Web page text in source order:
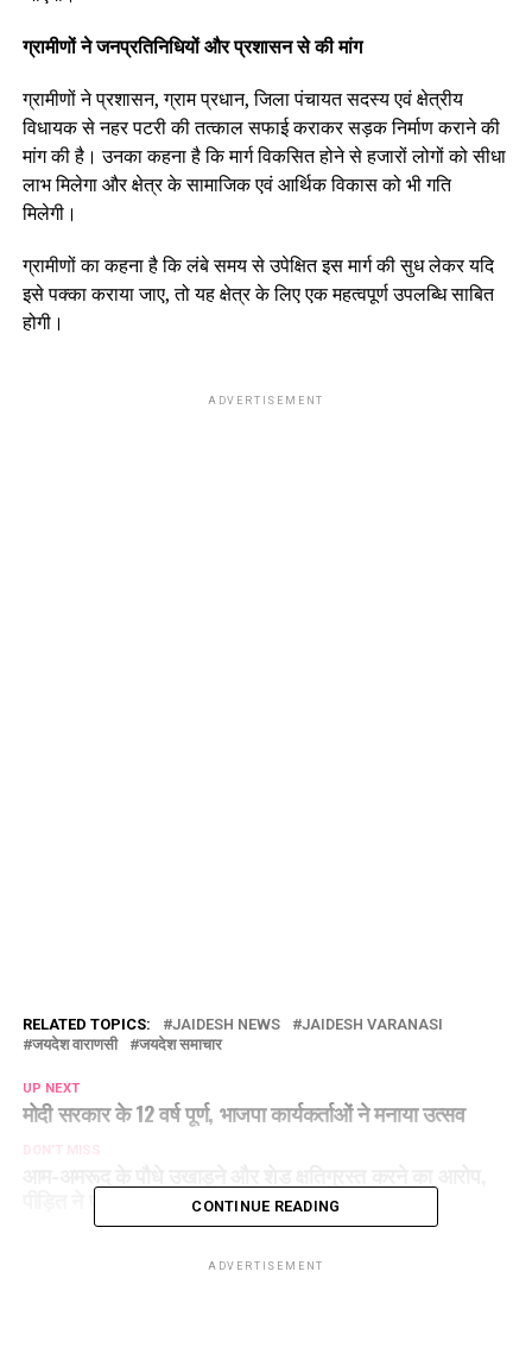
ग्रामीणों ने जनप्रतिनिधियों और प्रशासन से की मांग
ग्रामीणों ने प्रशासन, ग्राम प्रधान, जिला पंचायत सदस्य एवं क्षेत्रीय
विधायक से नहर पटरी की तत्काल सफाई कराकर सड़क निर्माण कराने की
मांग की है। उनका कहना है कि मार्ग विकसित होने से हजारों लोगों को सीधा
लाभ मिलेगा और क्षेत्र के सामाजिक एवं आर्थिक विकास को भी गति
मिलेगी।
ग्रामीणों का कहना है कि लंबे समय से उपेक्षित इस मार्ग की सुध लेकर यदि
इसे पक्का कराया जाए, तो यह क्षेत्र के लिए एक महत्वपूर्ण उपलब्धि साबित
होगी।
ADVERTISEMENT
RELATED TOPICS: JAIDESH NEWS
JAIDESH VARANASI
जयदेश वाराणसी
जयदेश समाचार
UP NEXT
मोदी सरकार के 12 वर्ष पूर्ण, भाजपा कार्यकर्ताओं ने मनाया उत्सव
DON'T MISS
पीड़ित ने पुलिस से लगाई गुहारCONTINUE READING
ADVERTISEMENT